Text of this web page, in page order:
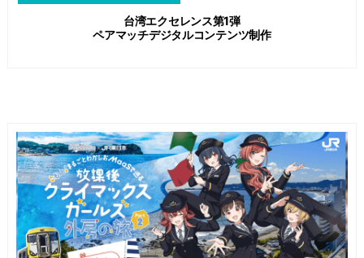
台湾エクセレンス第1弾
ペアマッチデジタルコンテンツ制作